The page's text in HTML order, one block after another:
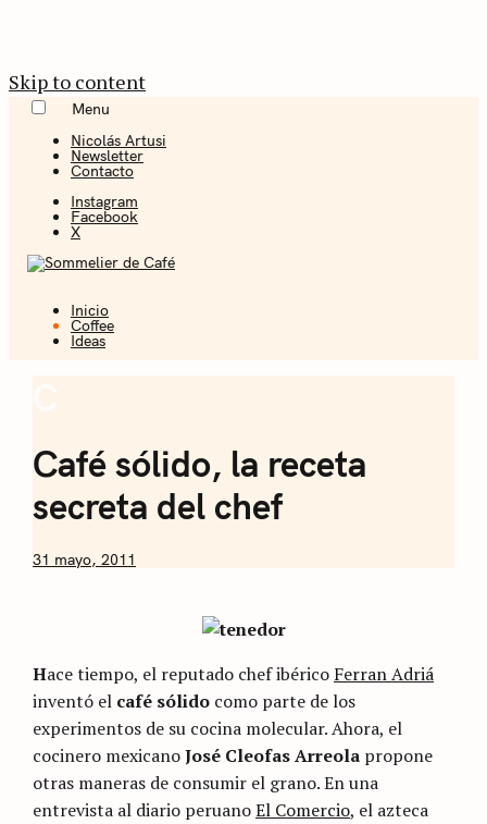
Skip to content
Menu
Nicolás Artusi
Newsletter
Contacto
Instagram
Facebook
X
Café
Coffee + Ideas
Inicio
Coffee
Ideas
Café sólido, la receta
secreta del chef
by
31 mayo, 2011
Hace tiempo, el reputado chef ibérico Ferran Adriá
inventó el café sólido como parte de los
experimentos de su cocina molecular. Ahora, el
cocinero mexicanoJosé Cleofas Arreola propone
otras maneras de consumir el grano. En una
entrevista al diario peruanoEl Comercio, el azteca